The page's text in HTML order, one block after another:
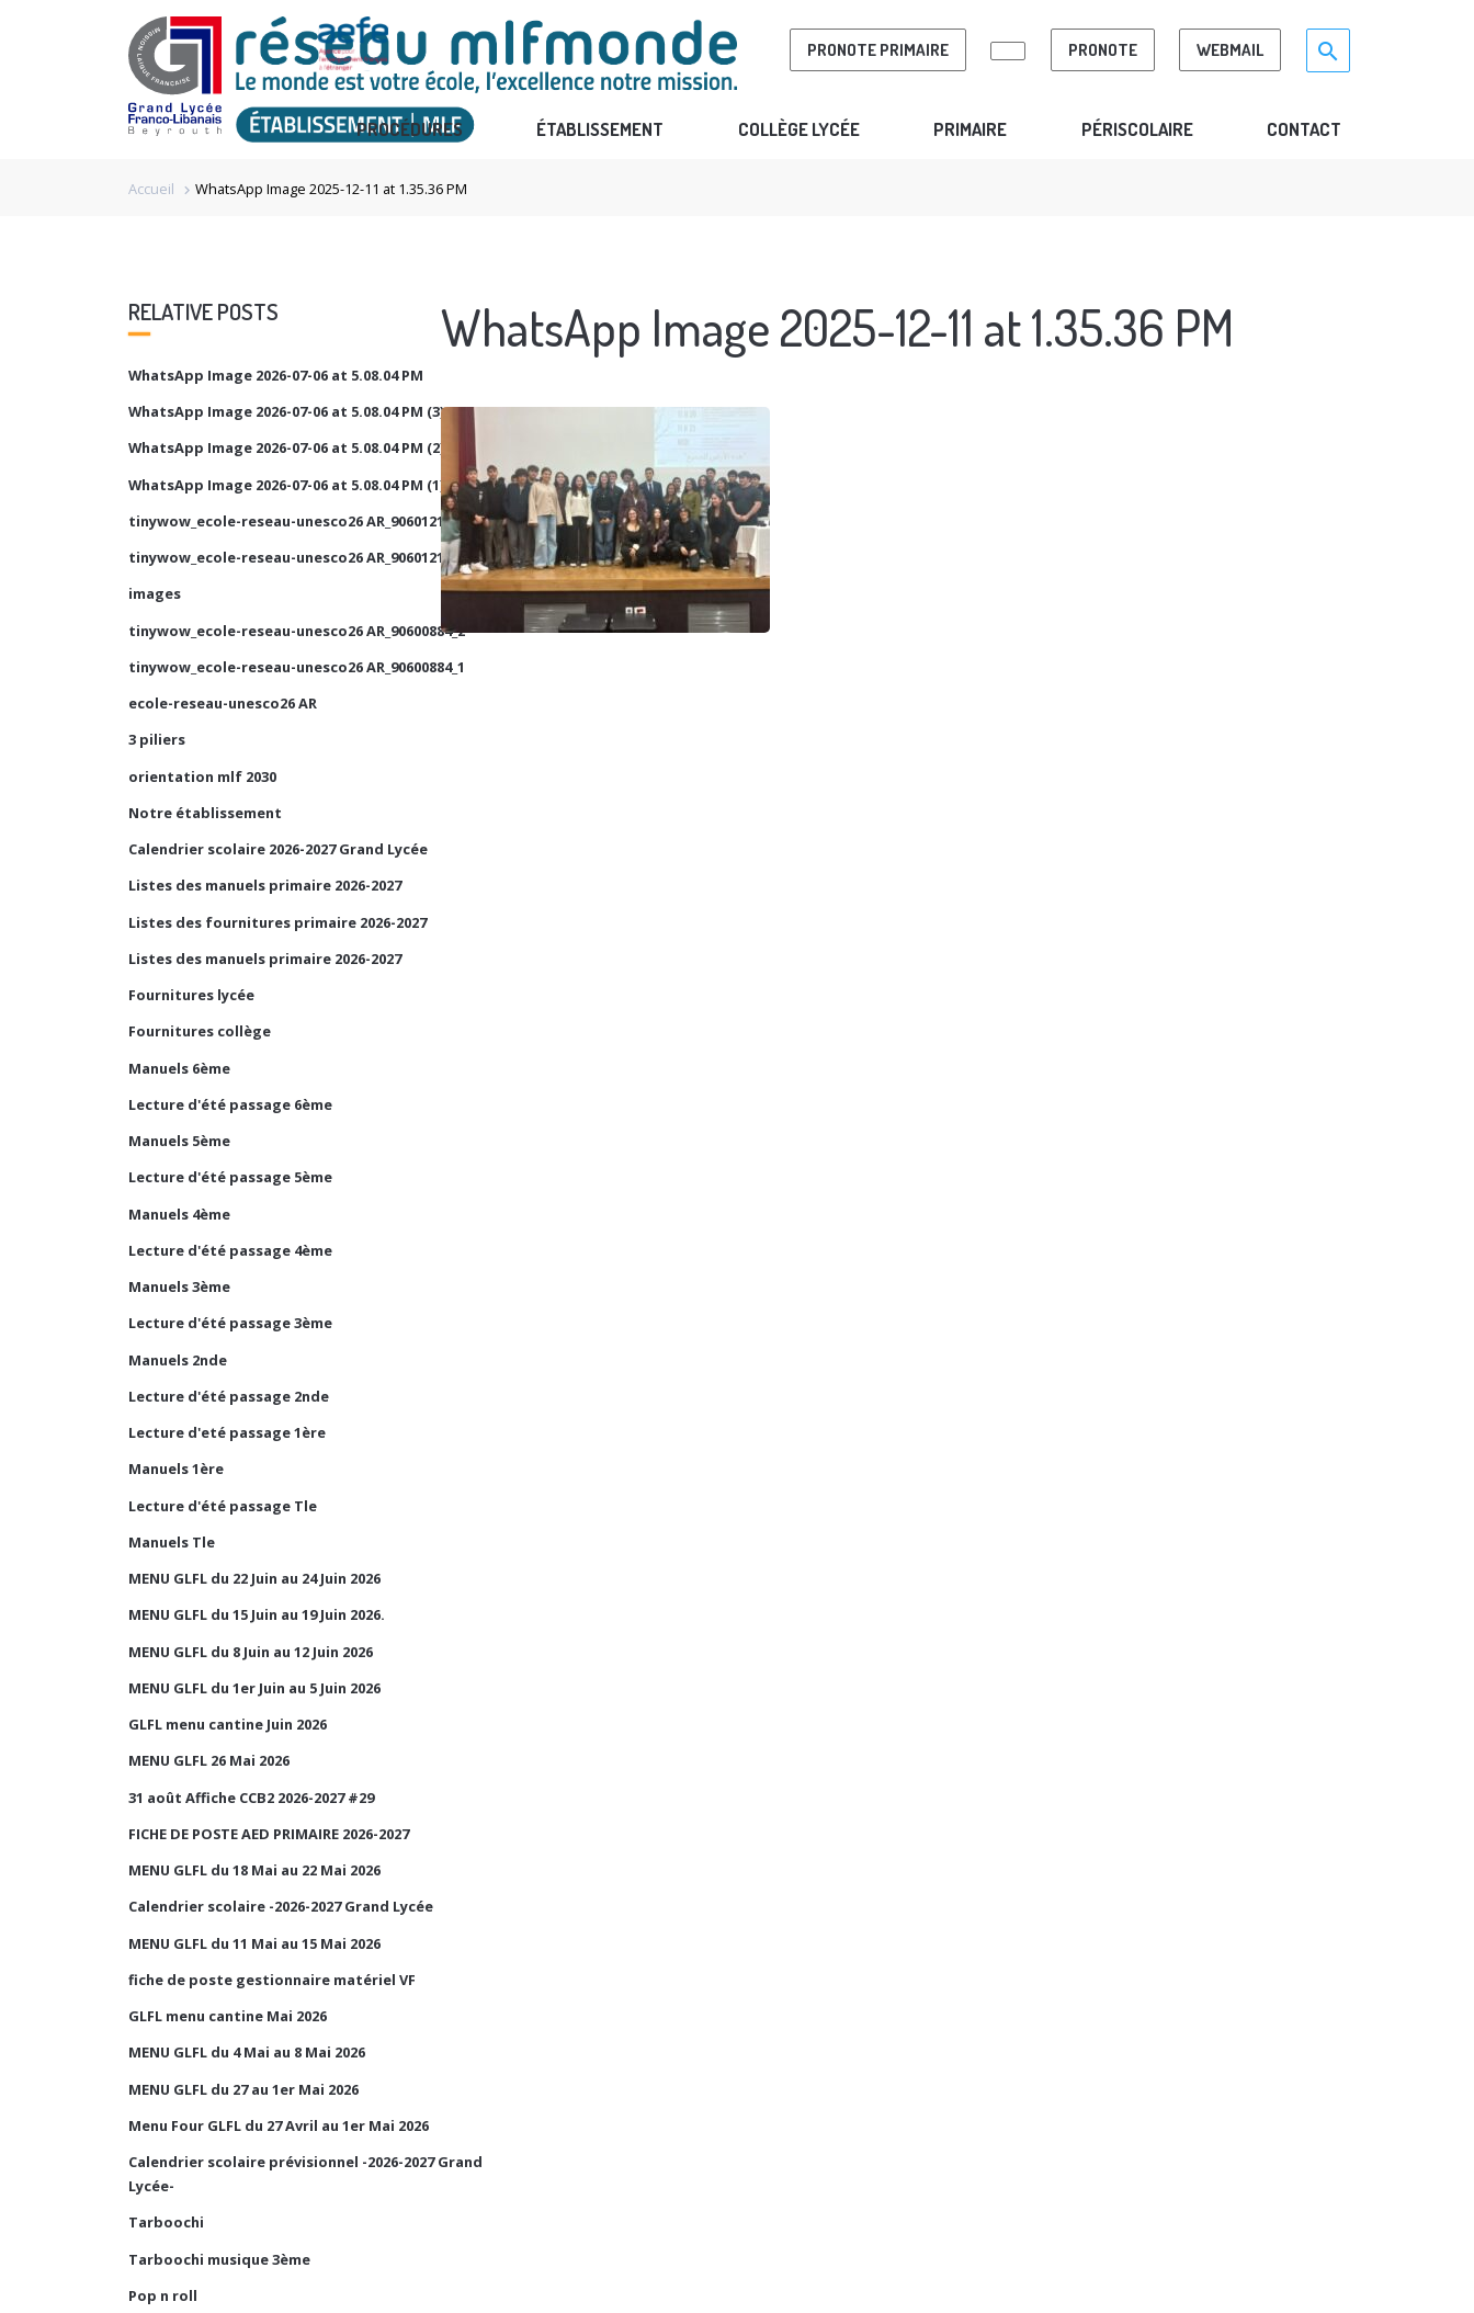
PRONOTE PRIMAIRE PRONOTE WEBMAIL Search for:>
search
PROCÉDURES ÉTABLISSEMENT COLLÈGE LYCÉE PRIMAIRE PÉRISCOLAIRE CONTACT
Accueil chevron_right WhatsApp Image 2025-12-11 at 1.35.36 PM
RELATIVE POSTS
WhatsApp Image 2026-07-06 at 5.08.04 PM
WhatsApp Image 2026-07-06 at 5.08.04 PM (3)
WhatsApp Image 2026-07-06 at 5.08.04 PM (2)
WhatsApp Image 2026-07-06 at 5.08.04 PM (1)
tinywow_ecole-reseau-unesco26 AR_90601210_1
tinywow_ecole-reseau-unesco26 AR_90601210_2
images
tinywow_ecole-reseau-unesco26 AR_90600884_2
tinywow_ecole-reseau-unesco26 AR_90600884_1
ecole-reseau-unesco26 AR
3 piliers
orientation mlf 2030
Notre établissement
Calendrier scolaire 2026-2027 Grand Lycée
Listes des manuels primaire 2026-2027
Listes des fournitures primaire 2026-2027
Listes des manuels primaire 2026-2027
Fournitures lycée
Fournitures collège
Manuels 6ème
Lecture d'été passage 6ème
Manuels 5ème
Lecture d'été passage 5ème
Manuels 4ème
Lecture d'été passage 4ème
Manuels 3ème
Lecture d'été passage 3ème
Manuels 2nde
Lecture d'été passage 2nde
Lecture d'eté passage 1ère
Manuels 1ère
Lecture d'été passage Tle
Manuels Tle
MENU GLFL du 22 Juin au 24 Juin 2026
MENU GLFL du 15 Juin au 19 Juin 2026.
MENU GLFL du 8 Juin au 12 Juin 2026
MENU GLFL du 1er Juin au 5 Juin 2026
GLFL menu cantine Juin 2026
MENU GLFL 26 Mai 2026
31 août Affiche CCB2 2026-2027 #29
FICHE DE POSTE AED PRIMAIRE 2026-2027
MENU GLFL du 18 Mai au 22 Mai 2026
Calendrier scolaire -2026-2027 Grand Lycée
MENU GLFL du 11 Mai au 15 Mai 2026
fiche de poste gestionnaire matériel VF
GLFL menu cantine Mai 2026
MENU GLFL du 4 Mai au 8 Mai 2026
MENU GLFL du 27 au 1er Mai 2026
Menu Four GLFL du 27 Avril au 1er Mai 2026
Calendrier scolaire prévisionnel -2026-2027 Grand
Lycée-
Tarboochi
Tarboochi musique 3ème
Pop n roll
WhatsApp Image 2025-12-11 at 1.35.36 PM